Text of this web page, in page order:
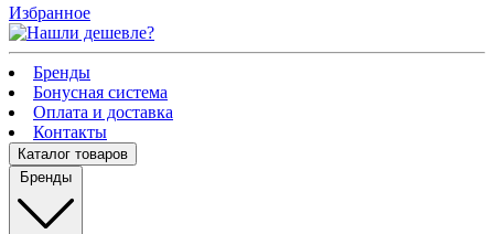
Избранное
Бренды
Бонусная система
Оплата и доставка
Контакты
Каталог товаров
Бренды